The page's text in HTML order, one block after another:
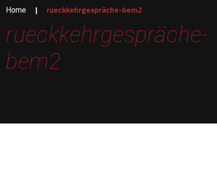
Home | rueckkehrgespräche-bem2
rueckkehrgespräche-
bem2